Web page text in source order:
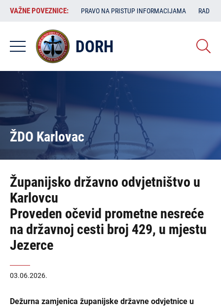
Skoči
sadržaj
VAŽNE
POVEZNICE:
VAŽNE POVEZNICE: PRAVO NA PRISTUP INFORMACIJAMA RAD
DORH
ŽDO Karlovac
Županijsko državno odvjetništvo u
Karlovcu
Proveden očevid prometne nesreće
na državnoj cesti broj 429, u mjestu
Jezerce
03.06.2026.
Dežurna zamjenica županijske državne odvjetnice u